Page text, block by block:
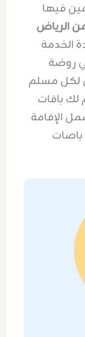
فيها
الرياض
الخدمة
روضة
لكل مسلم
لك باقات
فقط، تشمل الإقامة